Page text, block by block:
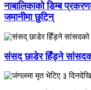
नाबालिकाको डिम्ब
जमानीमा छुटिन्
संसद् छाडेर हिँड्ने सांसदको